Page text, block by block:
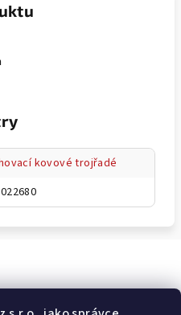
kovové trojřadé